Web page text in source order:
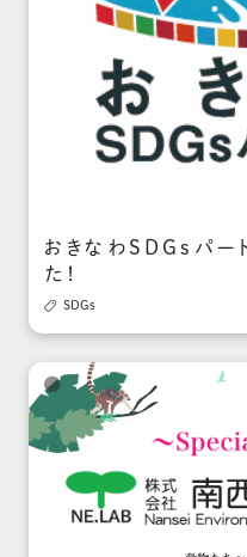
おきなわSDGsパー
た！
 SDGs